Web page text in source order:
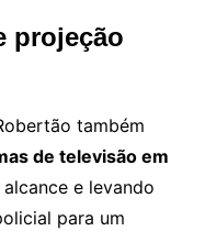
projeção
também
de televisão em
e levando
para um